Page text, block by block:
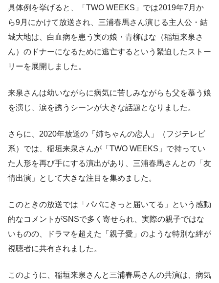
具体例を挙げると、「TWO WEEKS」では2019年7月か
ら9月にかけて放送され、三浦春馬さん演じる主人公・結
城大地は、白血病を患う実の娘・青柳はな（稲垣来泉さ
ん）のドナーになるために逃亡するという緊迫したストー
リーを展開しました。
来泉さんは幼いながらに病気に苦しみながらも父を慕う娘
を演じ、涙を誘うシーンが大きな話題となりました。
さらに、2020年放送の「姉ちゃんの恋人」（フジテレビ
系）では、稲垣来泉さんが「TWO WEEKS」で持ってい
た人形を再び手にする演出があり、三浦春馬さんとの「友
情出演」として大きな注目を集めました。
このときの放送では「パパにきっと届いてる」という感動
的なコメントがSNSで多く寄せられ、実際の親子ではな
いものの、ドラマを超えた「親子愛」のような特別な絆が
視聴者に共有されました。
このように、稲垣来泉さんと三浦春馬さんの共演は、病気